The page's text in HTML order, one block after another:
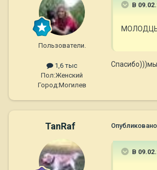
Пользователи.
1,6 тыс
Пол:Женский
Город:Могилев
В
TanRaf Опубликовано
В